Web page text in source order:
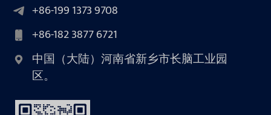
+86-199 1373 9708
+86-182 3877 6721
中国（大陆）河南省新乡市长脑工业园
区。